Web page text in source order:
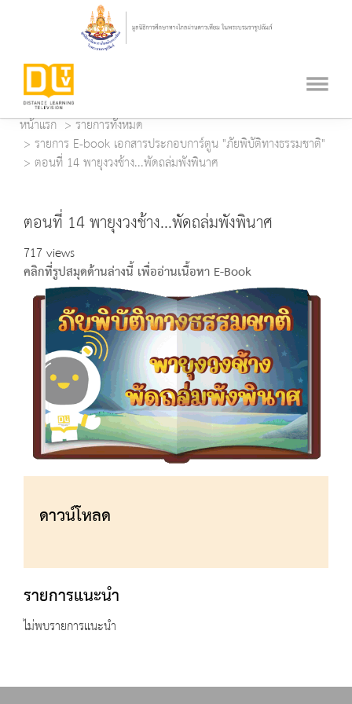
หน้าแรก
รายการทั้งหมด
รายการ E-book เอกสารประกอบการ์ตูน "ภัยพิบัติทางธรรมชาติ"
ตอนที่ 14 พายุงวงช้าง...พัดถล่มพังพินาศ
ตอนที่ 14 พายุงวงช้าง...พัดถล่มพังพินาศ
717 views
คลิกที่รูปสมุดด้านล่างนี้ เพื่ออ่านเนื้อหา E-Book
ดาวน์โหลด
รายการแนะนำ
ไม่พบรายการแนะนำ